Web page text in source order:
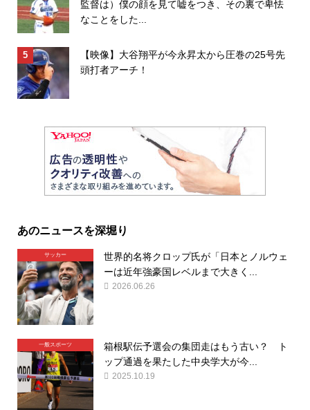
監督は）僕の顔を見て嘘をつき、その裏で卑怯
なことをした...
【映像】大谷翔平が今永昇太から圧巻の25号先
頭打者アーチ！
あのニュースを深堀り
サッカー
世界的名将クロップ氏が「日本とノルウェ
ーは近年強豪国レベルまで大きく...
2026.06.26
一般スポーツ
箱根駅伝予選会の集団走はもう古い？ ト
ップ通過を果たした中央学大が今...
2025.10.19